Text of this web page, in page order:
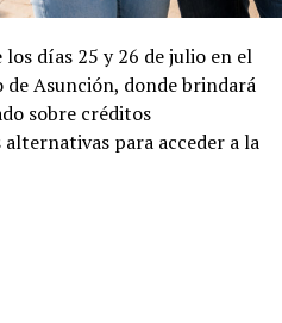
días 25 y 26 de julio en el
Asunción, donde brindará
sobre créditos
para acceder a la